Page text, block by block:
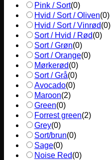
Pink / Sort(0)
Hvid / Sort / Oliven(0)
Hvid / Sort / Vinrød(0)
Sort / Hvid / Rød(0)
Sort / Grøn(0)
Sort / Orange(0)
Mørkerød(0)
Sort / Grå(0)
Avocado(0)
Maroon(2)
Green(0)
Forrest green(2)
Grey(0)
Sort/brun(0)
Sage(0)
Noise Red(0)